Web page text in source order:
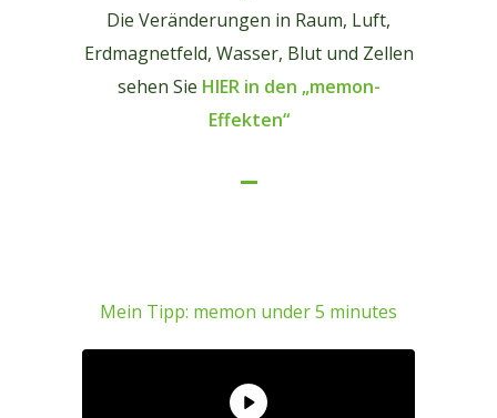
Die Veränderungen in Raum, Luft,
Erdmagnetfeld, Wasser, Blut und Zellen
sehen Sie HIER in den „memon-
Effekten“
Mein Tipp: memon under 5 minutes